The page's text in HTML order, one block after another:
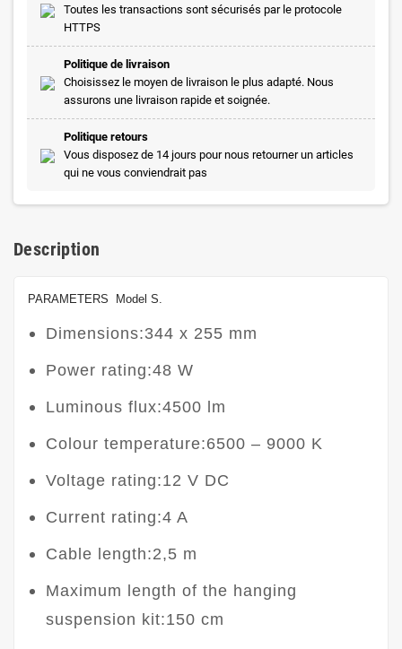
Toutes les transactions sont sécurisés par le protocole
HTTPS
Politique de livraison
Choisissez le moyen de livraison le plus adapté. Nous
assurons une livraison rapide et soignée.
Politique retours
Vous disposez de 14 jours pour nous retourner un articles
qui ne vous conviendrait pas
Description
PARAMETERS Model S.
Dimensions:344 x 255 mm
Power rating:48 W
Luminous flux:4500 lm
Colour temperature:6500 – 9000 K
Voltage rating:12 V DC
Current rating:4 A
Cable length:2,5 m
Maximum length of the hanging
suspension kit:150 cm